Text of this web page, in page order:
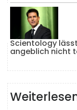
Scientology
angeblich nicht